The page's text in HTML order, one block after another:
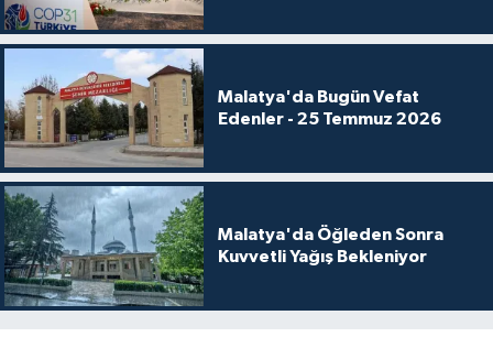
Malatya'da Bugün Vefat
Edenler - 25 Temmuz 2026
Malatya'da Öğleden Sonra
Kuvvetli Yağış Bekleniyor